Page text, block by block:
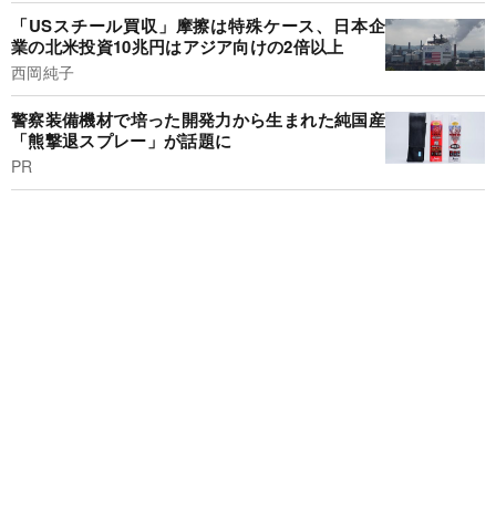
「USスチール買収」摩擦は特殊ケース、日本企
業の北米投資10兆円はアジア向けの2倍以上
西岡純子
警察装備機材で培った開発力から生まれた純国産
「熊撃退スプレー」が話題に
PR